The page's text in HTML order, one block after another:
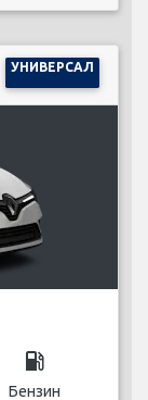
УНИВЕРСАЛ
local_gas_station
Бензин